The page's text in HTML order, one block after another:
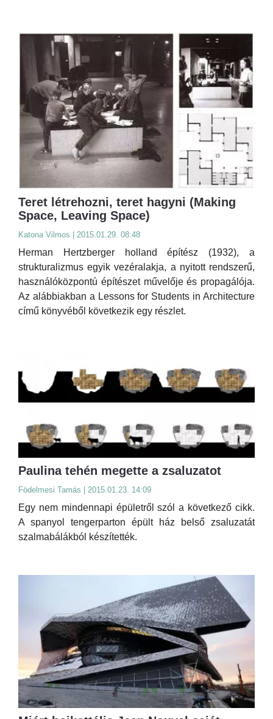
Teret létrehozni, teret hagyni (Making
Space, Leaving Space)
Katona Vilmos | 2015.01.29. 08:48
Herman Hertzberger holland építész (1932), a
strukturalizmus egyik vezéralakja, a nyitott rendszerű,
használóközpontú építészet művelője és propagálója.
Az alábbiakban a Lessons for Students in Architecture
című könyvéből következik egy részlet.
Paulina tehén megette a zsaluzatot
Födelmesi Tamás | 2015.01.23. 14:09
Egy nem mindennapi épületről szól a következő cikk.
A spanyol tengerparton épült ház belső zsaluzatát
szalmabálákból készítették.